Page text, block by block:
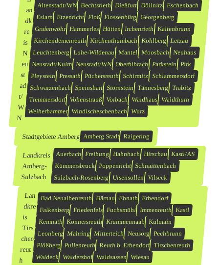
an
dk
re
is
N
eu
st
ad
t/
W
N
Altenstadt/WN Bechtsrieth Dießfurt Döllnitz Eschenbach
Eslarn Etzenricht Floß Flossenbürg
Georgenberg
Grafenwöhr Hammerles Hütten Irchenrieth Kaltenbrunn
Kirchendemenreuth Kirchenthumbach Kohlberg Letzau
Leuchtenberg Luhe-Wildenau Mantel Moosbach Neuhaus
Neustadt/Kulm Neustadt/WN Oberbibrach Parkstein Pirk
Pleystein
Pressath Püchersreuth Schirmitz
Schlammersdorf
Schwarzenbach Speinshart Störnstein Tännesberg Trabitz
Tremmersdorf Vohenstrauß Vorbach Waidhaus Waldthurn
Weiherhammer Windischeschenbach Wurz
Stadtgebiete Amberg Amberg Stadt Raigering
Landkreis
Amberg-
Sulzbach
Auerbach Freihung Hahnbach Hirschau Kastl/AS
Kümmersbruck Poppenricht Schnaittenbach
Sulzbach-Rosenberg Ursensollen Vilseck
Lan
dkre
is
Tirs
chen
reut
h
Bad Neualbenreuth Bärnau Ebnath Erbendorf
Falkenberg Friedenfels Fuchsmühl Immenreuth Kastl
Kemnath Konnersreuth Krummennaab Kulmain
Leonberg Mähring Mitterteich Neusorg Pechbrunn
Plößberg Pullenreuth Reuth b. Erbendorf Tirschenreuth
Waldeck Waldershof Waldsassen Wiesau